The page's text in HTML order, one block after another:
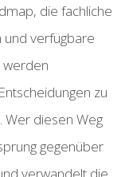
die fachliche
und verfügbare
werden
zu
Wer diesen Weg
gegenüber
verwandelt die